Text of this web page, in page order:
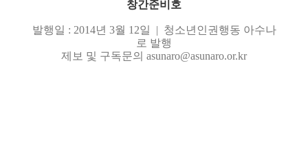
창간준비호
발행일 : 2014년 3월 12일 | 청소년인권행동 아수나
로 발행
제보 및 구독문의 asunaro@asunaro.or.kr